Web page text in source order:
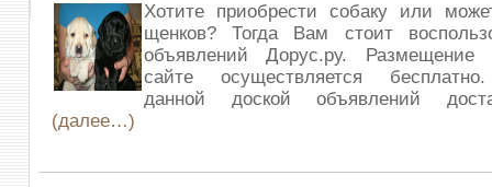
Хотите приобрести собаку или
щенков? Тогда Вам стоит
объявлений Дорус.ру. Размещение
сайте осуществляется
данной доской объявлений
(далее…)